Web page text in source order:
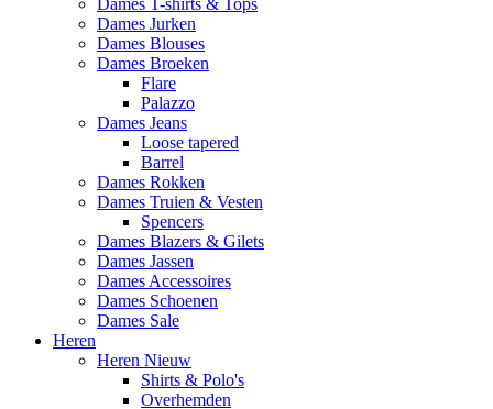
Dames T-shirts & Tops
Dames Jurken
Dames Blouses
Dames Broeken
Flare
Palazzo
Dames Jeans
Loose tapered
Barrel
Dames Rokken
Dames Truien & Vesten
Spencers
Dames Blazers & Gilets
Dames Jassen
Dames Accessoires
Dames Schoenen
Dames Sale
Heren
Heren Nieuw
Shirts & Polo's
Overhemden